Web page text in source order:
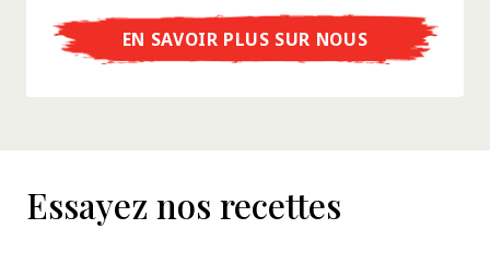
EN SAVOIR PLUS SUR NOUS
Essayez nos recettes